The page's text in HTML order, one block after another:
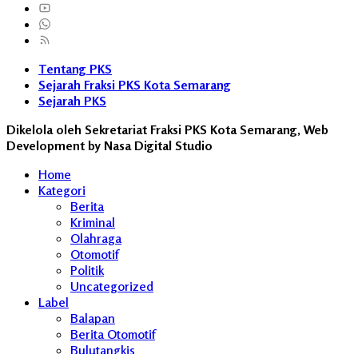
Tentang PKS
Sejarah Fraksi PKS Kota Semarang
Sejarah PKS
Dikelola oleh Sekretariat Fraksi PKS Kota Semarang, Web
Development by Nasa Digital Studio
Home
Kategori
Berita
Kriminal
Olahraga
Otomotif
Politik
Uncategorized
Label
Balapan
Berita Otomotif
Bulutangkis